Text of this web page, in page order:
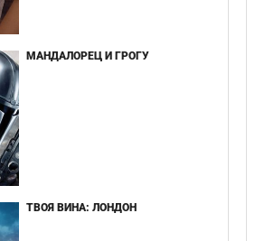
МАНДАЛОРЕЦ И ГРОГУ
ТВОЯ ВИНА: ЛОНДОН